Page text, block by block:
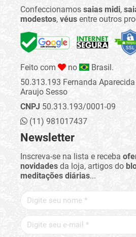
Confeccionamos saias midi,
modestos, véus entre outros
Feito com no
Brasil.
50.313.193 Fernanda
Araujo Sesso
CNPJ 50.313.193/0001-09
(11) 981017437
Newsletter
Inscreva-se na lista e receba
novidades da loja, artigos do
meditações diárias...